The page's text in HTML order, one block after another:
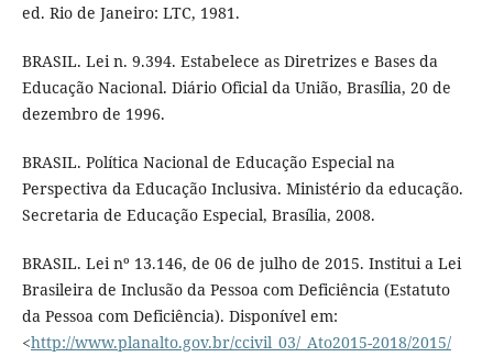
ed. Rio de Janeiro: LTC, 1981.
BRASIL. Lei n. 9.394. Estabelece as Diretrizes e Bases da
Educação Nacional. Diário Oficial da União, Brasília, 20 de
dezembro de 1996.
BRASIL. Política Nacional de Educação Especial na
Perspectiva da Educação Inclusiva. Ministério da educação.
Secretaria de Educação Especial, Brasília, 2008.
BRASIL. Lei nº 13.146, de 06 de julho de 2015. Institui a Lei
Brasileira de Inclusão da Pessoa com Deficiência (Estatuto
da Pessoa com Deficiência). Disponível em:
<http://www.planalto.gov.br/ccivil_03/_Ato2015-2018/2015/